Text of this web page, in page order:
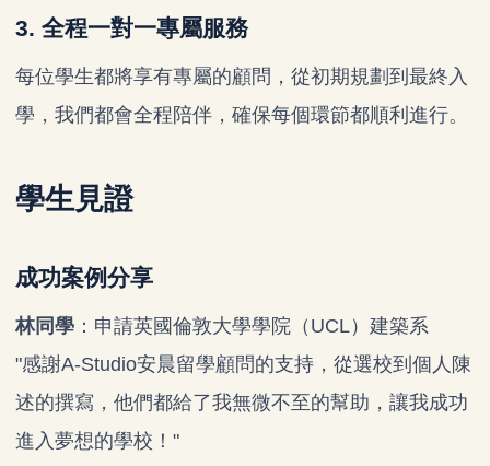
3. 全程一對一專屬服務
每位學生都將享有專屬的顧問，從初期規劃到最終入
學，我們都會全程陪伴，確保每個環節都順利進行。
學生見證
成功案例分享
林同學 ：申請英國倫敦大學學院（UCL）建築系
"感謝A-Studio安晨留學顧問的支持，從選校到個人陳
述的撰寫，他們都給了我無微不至的幫助，讓我成功
進入夢想的學校！"